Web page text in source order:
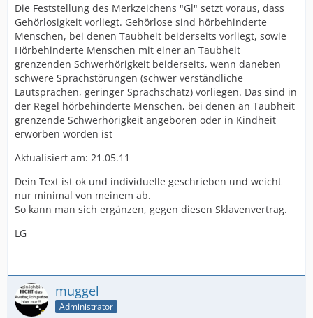
Die Feststellung des Merkzeichens "Gl" setzt voraus, dass
Gehörlosigkeit vorliegt. Gehörlose sind hörbehinderte
Menschen, bei denen Taubheit beiderseits vorliegt, sowie
Hörbehinderte Menschen mit einer an Taubheit
grenzenden Schwerhörigkeit beiderseits, wenn daneben
schwere Sprachstörungen (schwer verständliche
Lautsprachen, geringer Sprachschatz) vorliegen. Das sind in
der Regel hörbehinderte Menschen, bei denen an Taubheit
grenzende Schwerhörigkeit angeboren oder in Kindheit
erworben worden ist
Aktualisiert am: 21.05.11
Dein Text ist ok und individuelle geschrieben und weicht
nur minimal von meinem ab.
So kann man sich ergänzen, gegen diesen Sklavenvertrag.
LG
muggel
Administrator